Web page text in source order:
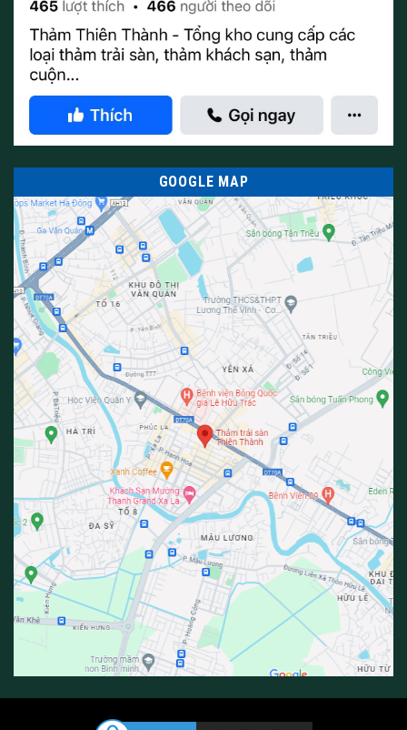
Thi công Thảm lót cầu thang đẹp, giá tốt
GOOGLE MAP